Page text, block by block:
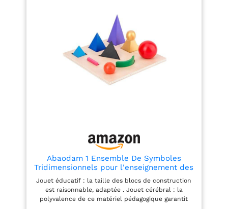
Abaodam 1 Ensemble De Symboles
Tridimensionnels pour l'enseignement des
Symboles De Grammaire en Bois
Montessori pour l'enseignement des
Langues Et La Formation Préscolaire
Jouet De
Jouet éducatif : la taille des blocs de construction
est raisonnable, adaptée . Jouet cérébral : la
polyvalence de ce matériel pédagogique garantit